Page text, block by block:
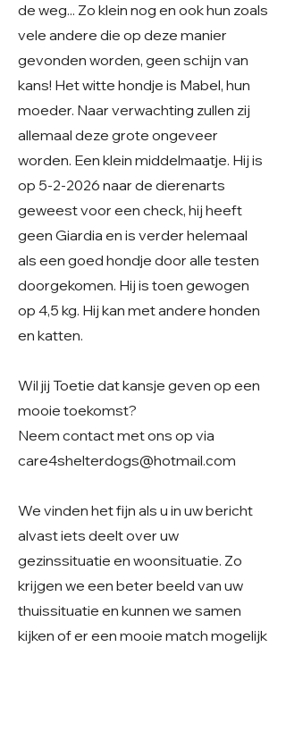
de weg... Zo klein nog en ook hun zoals
vele andere die op deze manier
gevonden worden, geen schijn van
kans! Het witte hondje is Mabel, hun
moeder. Naar verwachting zullen zij
allemaal deze grote ongeveer
worden. Een klein middelmaatje. Hij is
op 5-2-2026 naar de dierenarts
geweest voor een check, hij heeft
geen Giardia en is verder helemaal
als een goed hondje door alle testen
doorgekomen. Hij is toen gewogen
op 4,5 kg. Hij kan met andere honden
en katten.
Wil jij Toetie dat kansje geven op een
mooie toekomst?
Neem contact met ons op via
care4shelterdogs@hotmail.com
We vinden het fijn als u in uw bericht
alvast iets deelt over uw
gezinssituatie en woonsituatie. Zo
krijgen we een beter beeld van uw
thuissituatie en kunnen we samen
kijken of er een mooie match mogelijk